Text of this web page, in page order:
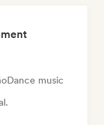
Dance music